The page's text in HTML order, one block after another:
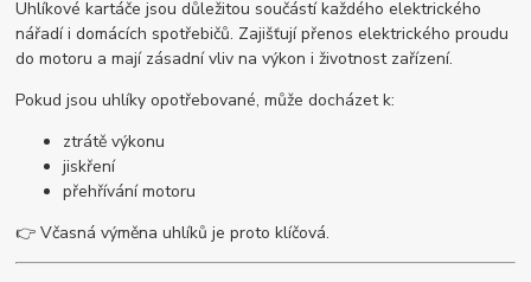
Uhlíkové kartáče jsou důležitou součástí každého elektrického
nářadí i domácích spotřebičů. Zajišťují přenos elektrického proudu
do motoru a mají zásadní vliv na výkon i životnost zařízení.
Pokud jsou uhlíky opotřebované, může docházet k:
ztrátě výkonu
jiskření
přehřívání motoru
👉 Včasná výměna uhlíků je proto klíčová.